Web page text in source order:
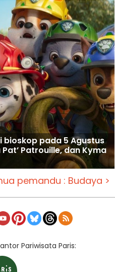
pada 5 Agustus
Patrouille, dan Kyma
pemandu : Budaya >
Pariwisata Paris: